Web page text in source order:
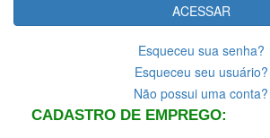
ACESSAR
Esqueceu sua senha?
Esqueceu seu usuário?
Não possui uma conta?
CADASTRO DE EMPREGO: